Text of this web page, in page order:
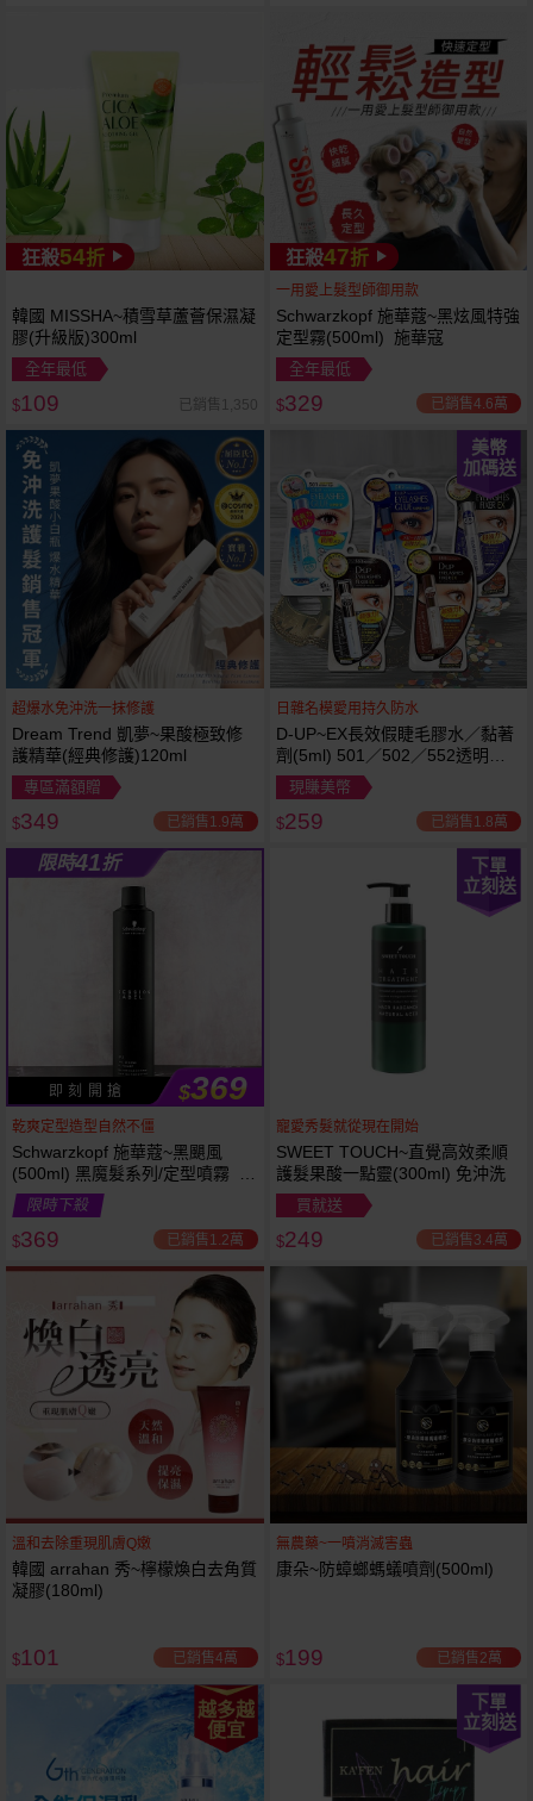
狂殺54折
韓國 MISSHA~積雪草蘆薈保濕凝
膠(升級版)300ml
全年最低
$109 已銷售1,350
狂殺47折
一用愛上髮型師御用款
Schwarzkopf 施華蔻~黑炫風特強
定型霧(500ml) 施華寇
全年最低
$329 已銷售4.6萬
超爆水免沖洗一抹修護
Dream Trend 凱夢~果酸極致修
護精華(經典修護)120ml
專區滿額贈
$349 已銷售1.9萬
美幣
加碼送
日雜名模愛用持久防水
D-UP~EX長效假睫毛膠水／黏著
劑(5ml) 501／502／552透明／
553黑色／554咖啡色 款式可選
現賺美幣
$259 已銷售1.8萬
限時41折
即 刻 開 搶 $369
乾爽定型造型自然不僵
Schwarzkopf 施華蔻~黑颶風
(500ml) 黑魔髮系列/定型噴霧 施
華寇
限時下殺
$369 已銷售1.2萬
下單
立刻送
寵愛秀髮就從現在開始
SWEET TOUCH~直覺高效柔順
護髮果酸一點靈(300ml) 免沖洗
買就送
$249 已銷售3.4萬
溫和去除重現肌膚Q嫩
韓國 arrahan 秀~檸檬煥白去角質
凝膠(180ml)
$101 已銷售4萬
無農藥~一噴消滅害蟲
康朵~防蟑螂螞蟻噴劑(500ml)
$199 已銷售2萬
越多越
便宜
下單
立刻送